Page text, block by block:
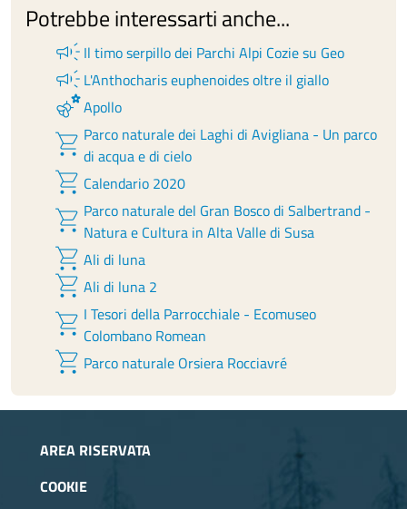
Potrebbe interessarti anche...
campaign Il timo serpillo dei Parchi Alpi Cozie su Geo
campaign L'Anthocharis euphenoides oltre il giallo
emoji_natureApollo
shopping_cart Parco naturale dei Laghi di Avigliana - Un parco
di acqua e di cielo
shopping_cart Calendario 2020
shopping_cart Parco naturale del Gran Bosco di Salbertrand -
Natura e Cultura in Alta Valle di Susa
shopping_cart Ali di luna
shopping_cart Ali di luna 2
shopping_cart I Tesori della Parrocchiale - Ecomuseo
Colombano Romean
shopping_cart Parco naturale Orsiera Rocciavré
AREA RISERVATA
COOKIE